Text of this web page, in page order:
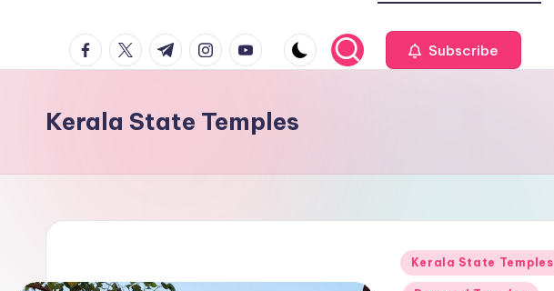
facebook.com
twitter.com
t.me instagram.com
youtube.com Subscribe
Kerala State Temples
Posted
in
Kerala State Temples